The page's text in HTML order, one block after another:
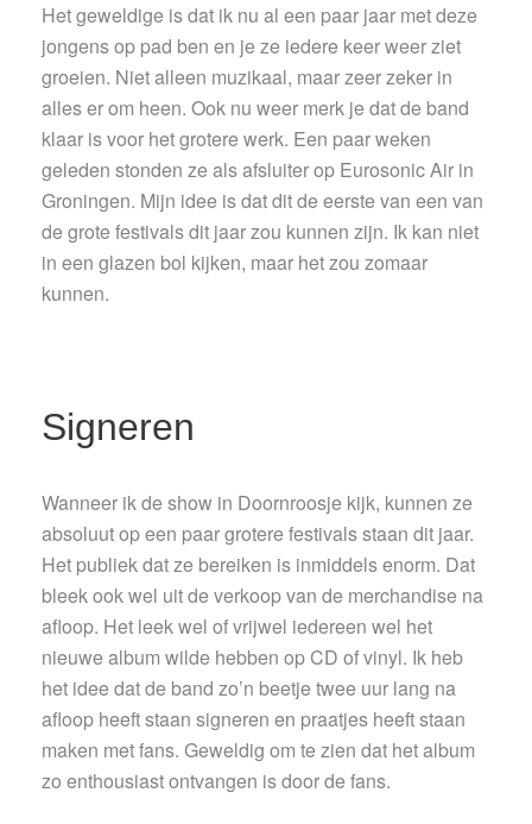
Het geweldige is dat ik nu al een paar jaar met deze
jongens op pad ben en je ze iedere keer weer ziet
groeien. Niet alleen muzikaal, maar zeer zeker in
alles er om heen. Ook nu weer merk je dat de band
klaar is voor het grotere werk. Een paar weken
geleden stonden ze als afsluiter op Eurosonic Air in
Groningen. Mijn idee is dat dit de eerste van een van
de grote festivals dit jaar zou kunnen zijn. Ik kan niet
in een glazen bol kijken, maar het zou zomaar
kunnen.
Signeren
Wanneer ik de show in Doornroosje kijk, kunnen ze
absoluut op een paar grotere festivals staan dit jaar.
Het publiek dat ze bereiken is inmiddels enorm. Dat
bleek ook wel uit de verkoop van de merchandise na
afloop. Het leek wel of vrijwel iedereen wel het
nieuwe album wilde hebben op CD of vinyl. Ik heb
het idee dat de band zo’n beetje twee uur lang na
afloop heeft staan signeren en praatjes heeft staan
maken met fans. Geweldig om te zien dat het album
zo enthousiast ontvangen is door de fans.